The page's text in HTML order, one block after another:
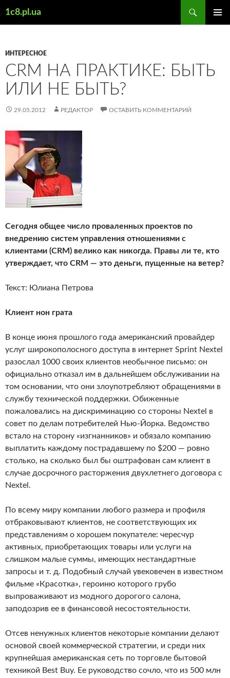
1c8.pl.ua
ИНТЕРЕСНОЕ
CRM НА ПРАКТИКЕ: БЫТЬ
ИЛИ НЕ БЫТЬ?
29.05.2012 РЕДАКТОР ОСТАВИТЬ КОММЕНТАРИЙ
Сегодня общее число проваленных проектов по
внедрению систем управления отношениями с
клиентами (CRM) велико как никогда. Правы ли те, кто
утверждает, что CRM — это деньги, пущенные на ветер?
Текст: Юлиана Петрова
Клиент нон грата
В конце июня прошлого года американский провайдер
услуг широкополосного доступа в интернет Sprint Nextel
разослал 1000 своих клиентов необычное письмо: он
официально отказал им в дальнейшем обслуживании на
том основании, что они злоупотребляют обращениями в
службу технической поддержки. Обиженные
пожаловались на дискриминацию со стороны Nextel в
совет по делам потребителей Нью-Йорка. Ведомство
встало на сторону «изгнанников» и обязало компанию
выплатить каждому пострадавшему по $200 — ровно
столько, на сколько был бы оштрафован сам клиент в
случае досрочного расторжения двухлетнего договора с
Nextel.
По всему миру компании любого размера и профиля
отбраковывают клиентов, не соответствующих их
представлениям о хорошем покупателе: чересчур
активных, приобретающих товары или услуги на
слишком малые суммы, имеющих нестандартные
запросы и т. д. Подобный случай увековечен в известном
фильме «Красотка», героиню которого грубо
выпроваживают из модного дорогого салона,
заподозрив ее в финансовой несостоятельности.
Отсев ненужных клиентов некоторые компании делают
основой своей коммерческой стратегии, и среди них
крупнейшая американская сеть по торговле бытовой
техникой Best Buy. Ее руководство сочло, что из 500 млн